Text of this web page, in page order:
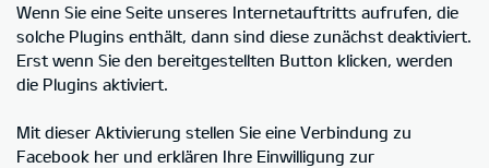
Wenn Sie eine Seite unseres Internetauftritts aufrufen, die
solche Plugins enthält, dann sind diese zunächst deaktiviert.
Erst wenn Sie den bereitgestellten Button klicken, werden
die Plugins aktiviert.
Mit dieser Aktivierung stellen Sie eine Verbindung zu
Facebook her und erklären Ihre Einwilligung zur